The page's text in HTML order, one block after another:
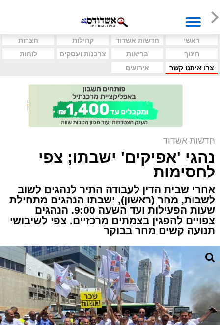
ראשי חדשות אשדוד קהילות
חצרות
חינוך
בריאות צרכנות ועסקים
לוחות
צרו איתנו קשר
אירועים
חדשות אשדוד
נהגי 'אפיקים' ישבתו; צפי
לחסימות
אחרי שבית הדין לעבודה התיר לנהגים לשוב
לשבות, מחר (ראשון), ישבתו הנהגים מתחילת
שעות הפעילות ועד השעה 9:00. הנהגים
צפויים להפגין בצמתים מרכזיים. צפי לשיבושי
תנועה קשים מחר בבוקר